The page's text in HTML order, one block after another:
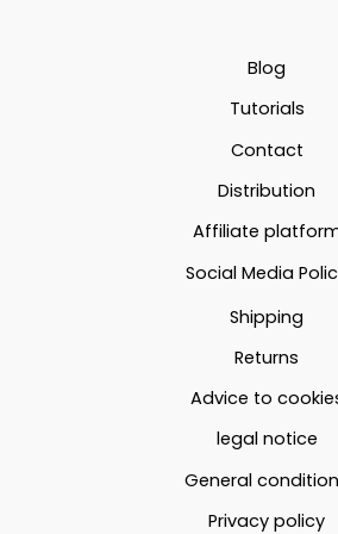
53.69€
options
peuvent
choisies
sur
la
page
produit
Blog
Tutorials
Contact
Distribution
Affiliate
Social Media
Shipping
Returns
Advice to
legal notice
General
Privacy policy